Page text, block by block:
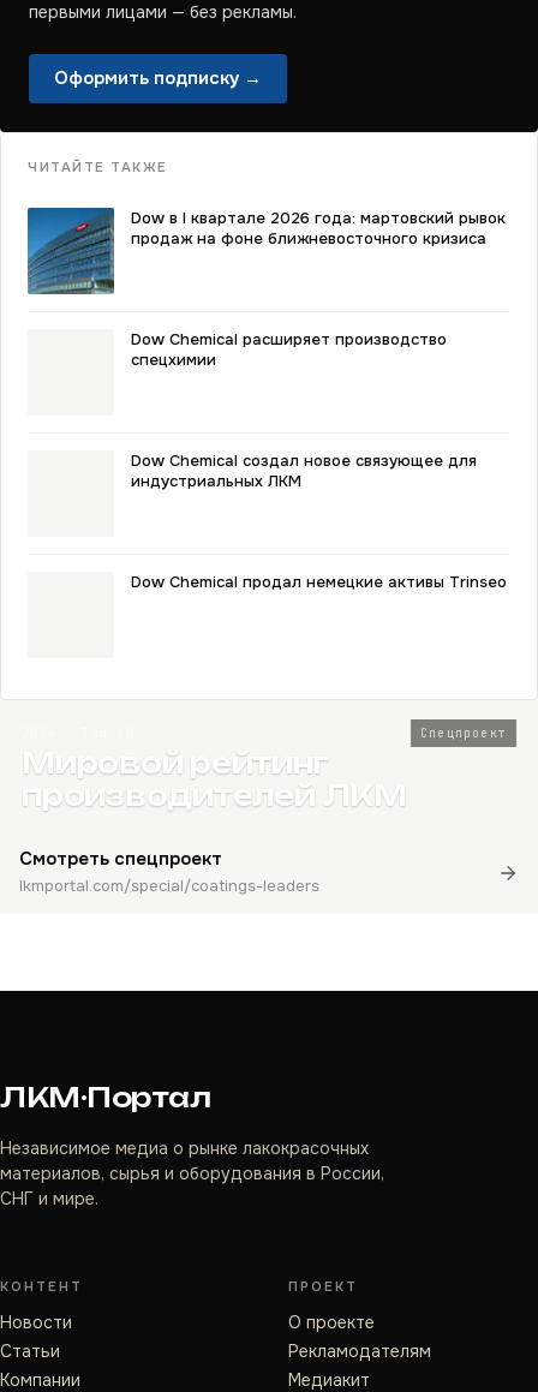
первыми лицами — без рекламы.
Оформить подписку →
ЧИТАЙТЕ ТАКЖЕ
Dow в I квартале 2026 года: мартовский рывок
продаж на фоне ближневосточного кризиса
Dow Chemical расширяет производство
спецхимии
Dow Chemical создал новое связующее для
индустриальных ЛКМ
Dow Chemical продал немецкие активы Trinseo
Спецпроект
Мировой рейтинг
производителей ЛКМ
Смотреть спецпроект
lkmportal.com/special/coatings-leaders
ЛКМ·Портал
Независимое медиа о рынке лакокрасочных
материалов, сырья и оборудования в России,
СНГ и мире.
КОНТЕНТ
Новости
Статьи
Компании
ПРОЕКТ
О проекте
Рекламодателям
Медиакит